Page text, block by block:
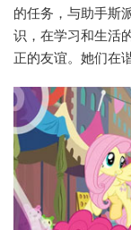
的任务，与助手斯
识，在学习和生活
正的友谊。她们在